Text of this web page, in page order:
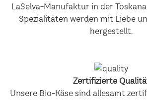
LaSelva-Manufaktur in der
Spezialitäten werden mit Liebe
hergestellt.
Zertifizierte
Unsere Bio-Käse sind allesamt